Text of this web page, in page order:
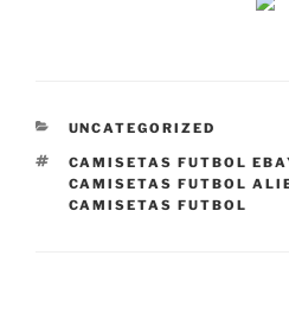
CATEGORÍAS
UNCATEGORIZED
ETIQUETAS
CAMISETAS FUTBOL
CAMISETAS FUTBOL
CAMISETAS FUTBOL